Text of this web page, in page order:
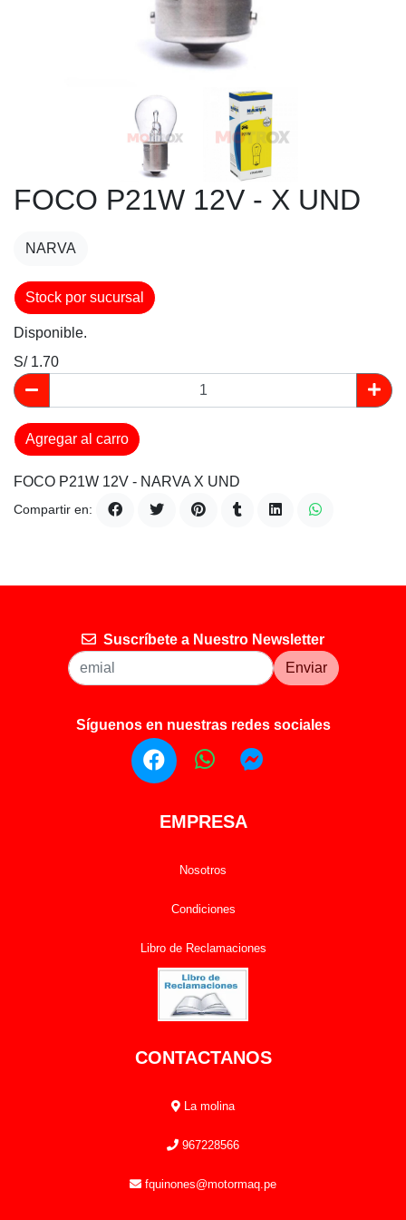
FOCO P21W 12V - X UND
NARVA
Stock por sucursal
Disponible.
S/ 1.70
Agregar al carro
FOCO P21W 12V - NARVA X UND
Compartir en:
Suscríbete a Nuestro Newsletter
Enviar
Síguenos en nuestras redes sociales
EMPRESA
Nosotros
Condiciones
Libro de Reclamaciones
CONTACTANOS
La molina
967228566
fquinones@motormaq.pe